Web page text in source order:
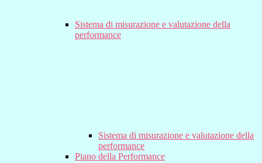
Sistema di misurazione e valutazione della
performance
Sistema di misurazione e valutazione della
performance
Piano della Performance